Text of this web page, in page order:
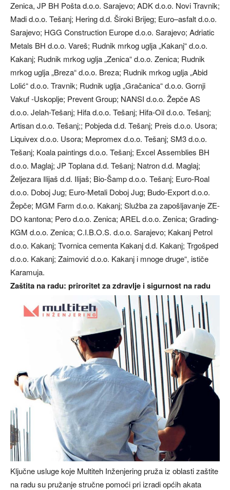
Zenica, JP BH Pošta d.o.o. Sarajevo; ADK d.o.o. Novi Travnik;
Madi d.o.o. Tešanj; Hering d.d. Široki Brijeg; Euro–asfalt d.o.o.
Sarajevo; HGG Construction Europe d.o.o. Sarajevo; Adriatic
Metals BH d.o.o. Vareš; Rudnik mrkog uglja „Kakanj“ d.o.o.
Kakanj; Rudnik mrkog uglja „Zenica“ d.o.o. Zenica; Rudnik
mrkog uglja „Breza“ d.o.o. Breza; Rudnik mrkog uglja „Abid
Lolić“ d.o.o. Travnik; Rudnik uglja „Gračanica“ d.o.o. Gornji
Vakuf -Uskoplje; Prevent Group; NANSI d.o.o. Žepče AS
d.o.o. Jelah-Tešanj; Hifa d.o.o. Tešanj; Hifa-Oil d.o.o. Tešanj;
Artisan d.o.o. Tešanj;; Pobjeda d.d. Tešanj; Preis d.o.o. Usora;
Liquivex d.o.o. Usora; Mepromex d.o.o. Tešanj; SM3 d.o.o.
Tešanj; Koala paintings d.o.o. Tešanj; Excel Assemblies BH
d.o.o. Maglaj; JP Toplana d.d. Tešanj; Natron d.d. Maglaj;
Željezara Ilijaš d.d. Ilijaš; Bio-Šamp d.o.o. Tešanj; Euro-Roal
d.o.o. Doboj Jug; Euro-Metali Doboj Jug; Budo-Export d.o.o.
Žepče; MGM Farm d.o.o. Kakanj; Služba za zapošljavanje ZE-
DO kantona; Pero d.o.o. Zenica; AREL d.o.o. Zenica; Grading-
KGM d.o.o. Zenica; C.I.B.O.S. d.o.o. Sarajevo; Kakanj Petrol
d.o.o. Kakanj; Tvornica cementa Kakanj d.d. Kakanj; Trgošped
d.o.o. Kakanj; Zaimović d.o.o. Kakanj i mnoge druge“, ističe
Karamuja.
Zaštita na radu: priroritet za zdravlje i sigurnost na radu
Ključne usluge koje Multiteh Inženjering pruža iz oblasti zaštite
na radu su pružanje stručne pomoći pri izradi općih akata